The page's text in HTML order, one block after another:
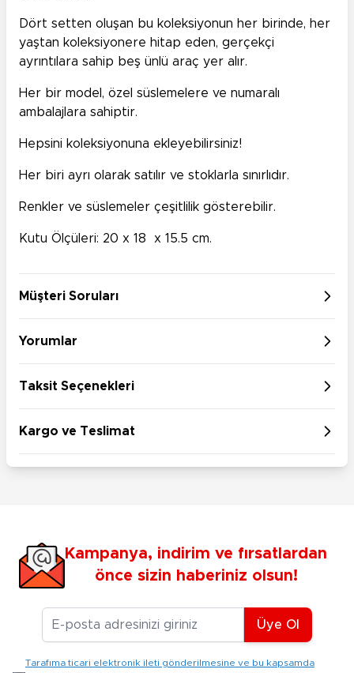
Dört setten oluşan bu koleksiyonun her birinde, her
yaştan koleksiyonere hitap eden, gerçekçi
ayrıntılara sahip beş ünlü araç yer alır.
Her bir model, özel süslemelere ve numaralı
ambalajlara sahiptir.
Hepsini koleksiyonuna ekleyebilirsiniz!
Her biri ayrı olarak satılır ve stoklarla sınırlıdır.
Renkler ve süslemeler çeşitlilik gösterebilir.
Kutu Ölçüleri: 20 x 18 x 15.5 cm.
Müşteri Soruları
Yorumlar
Taksit Seçenekleri
Kargo ve Teslimat
Kampanya, indirim ve fırsatlardan
önce sizin haberiniz olsun!
E-posta Adresiniz
Üye Ol
Tarafıma ticari elektronik ileti gönderilmesine ve bu kapsamda